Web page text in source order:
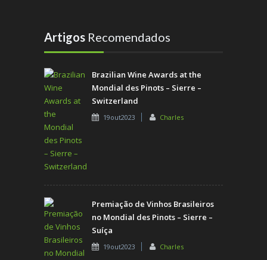
Artigos Recomendados
Brazilian Wine Awards at the
Mondial des Pinots – Sierre –
Switzerland
19out2023 Charles
Premiação de Vinhos Brasileiros
no Mondial des Pinots – Sierre –
Suíça
19out2023 Charles